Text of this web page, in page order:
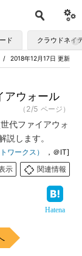
ド クラウドネイ
2018年12月17日 更新
アウォール
（2/5 ページ）
代ファイアウォ
説します。
ワークス）
，＠IT]
示
関連情報
Hatena